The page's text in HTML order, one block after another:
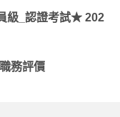
級_認證考試★ 202
務評價